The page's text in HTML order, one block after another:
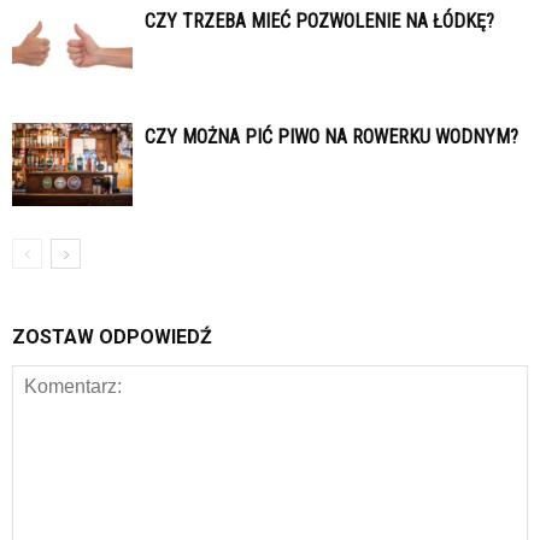
CZY TRZEBA MIEĆ POZWOLENIE NA ŁÓDKĘ?
CZY MOŻNA PIĆ PIWO NA ROWERKU WODNYM?
ZOSTAW ODPOWIEDŹ